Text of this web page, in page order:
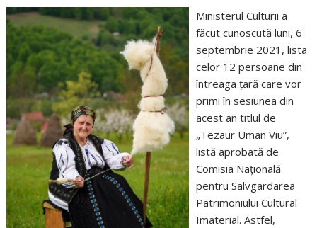
Ministerul Culturii a
făcut cunoscută luni, 6
septembrie 2021, lista
celor 12 persoane din
întreaga țară care vor
primi în sesiunea din
acest an titlul de
„Tezaur Uman Viu”,
listă aprobată de
Comisia Națională
pentru Salvgardarea
Patrimoniului Cultural
Imaterial. Astfel,